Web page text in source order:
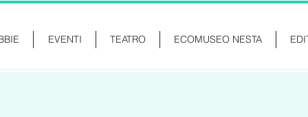
EVENTI TEATRO ECOMUSEO NESTA